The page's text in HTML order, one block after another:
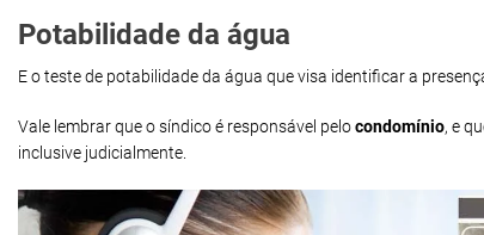
Potabilidade da água
E o teste de potabilidade da água que visa identificar a
Vale lembrar que o síndico é responsável pelocondomínio, e
inclusive judicialmente.